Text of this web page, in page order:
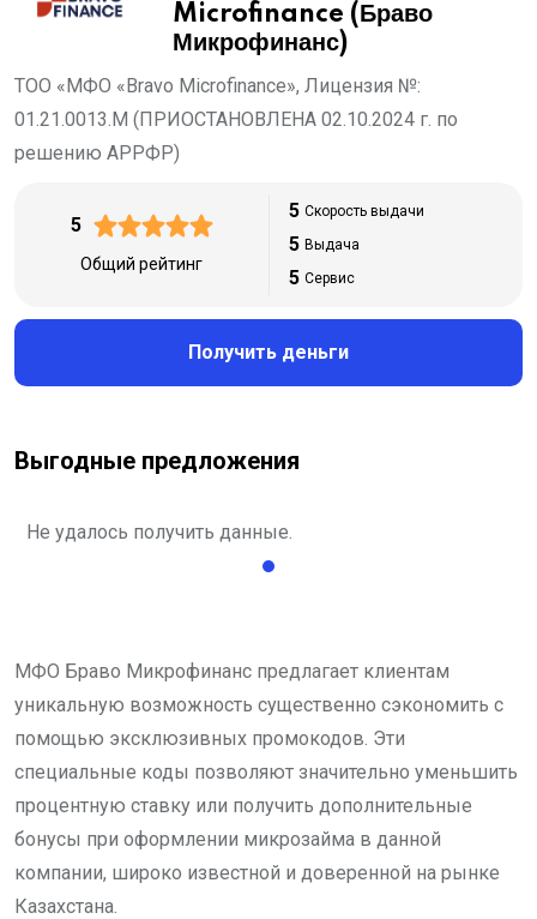
Microfinance (Браво
Микрофинанс)
ТОО «МФО «Bravo Microfinance», Лицензия №:
01.21.0013.М (ПРИОСТАНОВЛЕНА 02.10.2024 г. по
решению АРРФР)
5
Общий рейтинг
5 Скорость выдачи
5 Выдача
5 Сервис
Получить деньги
Выгодные предложения
Не удалось получить данные.
МФО Браво Микрофинанс предлагает клиентам
уникальную возможность существенно сэкономить с
помощью эксклюзивных промокодов. Эти
специальные коды позволяют значительно уменьшить
процентную ставку или получить дополнительные
бонусы при оформлении микрозайма в данной
компании, широко известной и доверенной на рынке
Казахстана.